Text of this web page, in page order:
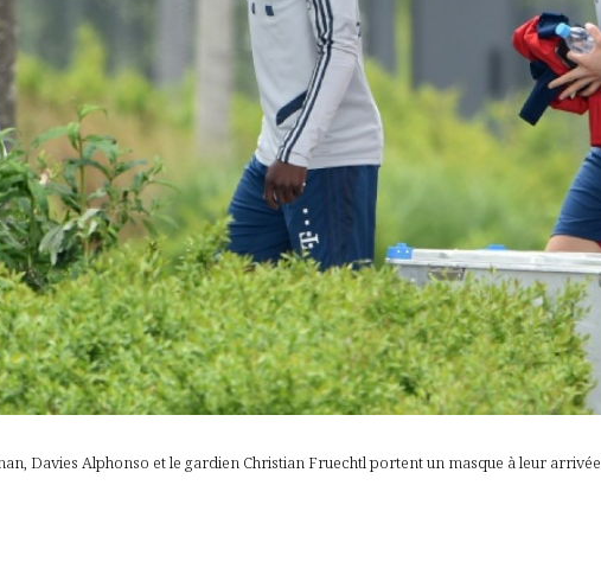
Davies Alphonso et le gardien Christian Fruechtl portent un masque à leur